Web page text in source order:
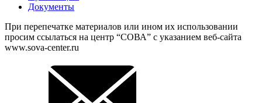
Документы
При перепечатке материалов или ином их использовании
просим ссылаться на центр “СОВА” с указанием веб-сайта
www.sova-center.ru